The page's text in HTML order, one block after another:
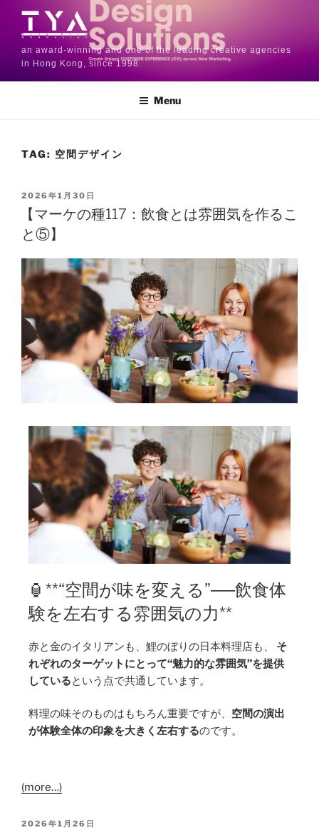
an award-winning and one of the leading creative agencies
in Hong Kong, since 1998.
Menu
TAG: 空間デザイン
2026年1月30日
【マーケの種117：飲食とは雰囲気を作るこ
と⑤】
🏮**“空間が味を変える”──飲食体
験を左右する雰囲気の力**
赤と金のイタリアンも、鯉のぼりの日本料理店も、 そ
れぞれのターゲットにとって“魅力的な雰囲気”を提供
しているという点で共通しています。
料理の味そのものはもちろん重要ですが、 空間の演出
が体験全体の印象を大きく左右するのです。
(more…)
2026年1月26日